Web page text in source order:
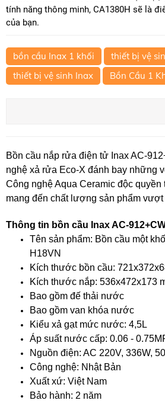
tính năng thông minh, CA1380H sẽ là
của bạn.
bồn cầu Inax 1 khối thiết bị vệ
thiết bị vệ sinh Inax
Bồn Cầu 1
Bồn cầu nắp rửa điện tử Inax AC-
nghệ xả rửa Eco-X đánh bay những
Công nghệ Aqua Ceramic độc
mang đến chất lượng sản phẩm vượt
Thông tin bồn cầu Inax AC-
Tên sản phẩm: Bồn cầu một
H18VN
Kích thước bồn cầu:
Kích thước nắp: 536x472x173
Bao gồm đế thải nước
Bao gồm van khóa nước
Kiểu xả gạt mức nước: 4,5L
Áp suất nước cấp: 0.06 -
Nguồn điện: AC 220V, 336W,
Công nghệ: Nhật Bản
Xuất xứ: Việt Nam
Bảo hành: 2 năm